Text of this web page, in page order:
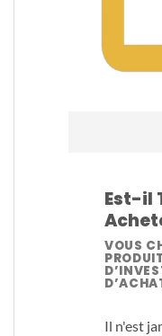
Est-il
VOUS
Il n'est